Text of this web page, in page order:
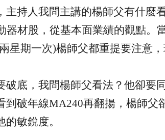
主持人我問主講的楊師父有什麼
器材股，從基本面業績的觀點。
星期一次)楊師父都重提要注意
破底，我問楊師父看法？他卻要
到破年線MA240再翻揚，楊師父
敏銳度。